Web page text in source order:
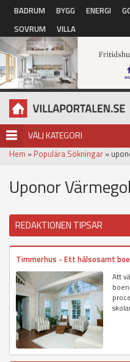
Hoppa till huvudinnehåll
BADRUM BYGG ENERGI
SOVRUM
VILLA
VÄLJ KATEGORI
Hem » Populära Sökningar »
Uponor
REDAKTIONEN TIPSAR
Timmerhus - Ett hälsosamt
Att